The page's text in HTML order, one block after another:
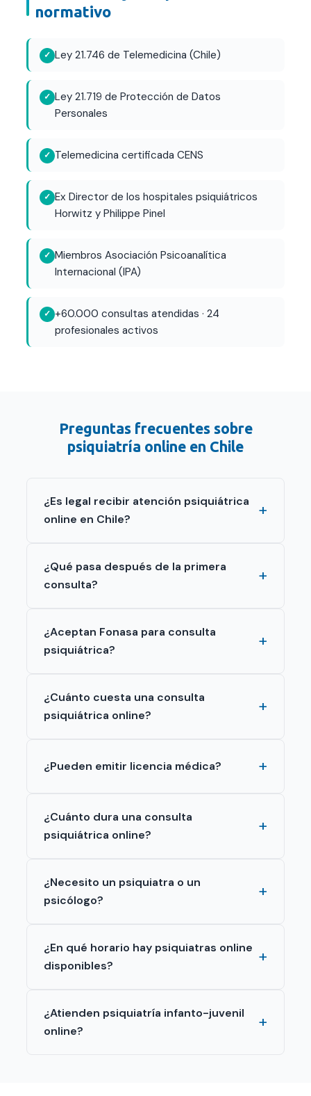
normativo
Ley 21.746 de Telemedicina (Chile)
Ley 21.719 de Protección de Datos
Personales
Telemedicina certificada CENS
Ex Director de los hospitales psiquiátricos
Horwitz y Philippe Pinel
Miembros Asociación Psicoanalítica
Internacional (IPA)
+60.000 consultas atendidas · 24
profesionales activos
Preguntas frecuentes sobre
psiquiatría online en Chile
¿Es legal recibir atención psiquiátrica
online en Chile?
¿Qué pasa después de la primera
consulta?
¿Aceptan Fonasa para consulta
psiquiátrica?
¿Cuánto cuesta una consulta
psiquiátrica online?
¿Pueden emitir licencia médica?
¿Cuánto dura una consulta
psiquiátrica online?
¿Necesito un psiquiatra o un
psicólogo?
¿En qué horario hay psiquiatras online
disponibles?
¿Atienden psiquiatría infanto-juvenil
online?